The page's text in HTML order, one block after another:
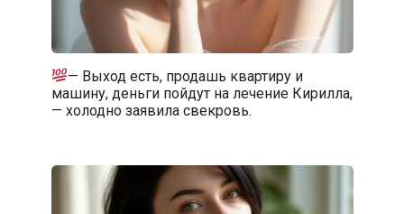
— Выход есть, продашь квартиру и
машину, деньги пойдут на лечение Кирилла,
— холодно заявила свекровь.